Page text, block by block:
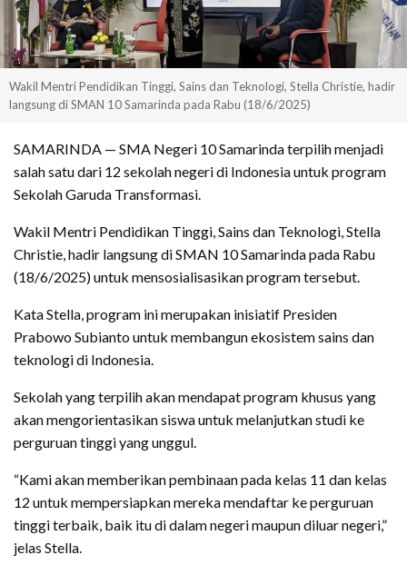
Wakil Mentri Pendidikan Tinggi, Sains dan Teknologi, Stella Christie, hadir
langsung di SMAN 10 Samarinda pada Rabu (18/6/2025)
SAMARINDA — SMA Negeri 10 Samarinda terpilih menjadi
salah satu dari 12 sekolah negeri di Indonesia untuk program
Sekolah Garuda Transformasi.
Wakil Mentri Pendidikan Tinggi, Sains dan Teknologi, Stella
Christie, hadir langsung di SMAN 10 Samarinda pada Rabu
(18/6/2025) untuk mensosialisasikan program tersebut.
Kata Stella, program ini merupakan inisiatif Presiden
Prabowo Subianto untuk membangun ekosistem sains dan
teknologi di Indonesia.
Sekolah yang terpilih akan mendapat program khusus yang
akan mengorientasikan siswa untuk melanjutkan studi ke
perguruan tinggi yang unggul.
“Kami akan memberikan pembinaan pada kelas 11 dan kelas
12 untuk mempersiapkan mereka mendaftar ke perguruan
tinggi terbaik, baik itu di dalam negeri maupun diluar negeri,”
jelas Stella.